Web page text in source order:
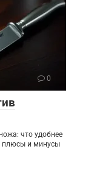
0
что удобнее
плюсы и минусы